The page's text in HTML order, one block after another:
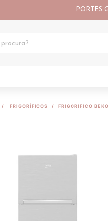
PORTES
FRIGORÍFICOS FRIGORIFICO